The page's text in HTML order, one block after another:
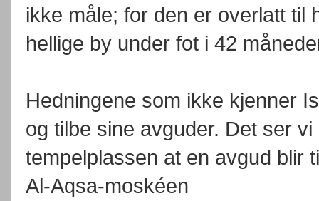
ikke måle; for den er overlatt til
hellige by under fot i 42
Hedningene som ikke kjenner
og tilbe sine avguder. Det ser
tempelplassen at en avgud blir
Al-Aqsa-moskéen